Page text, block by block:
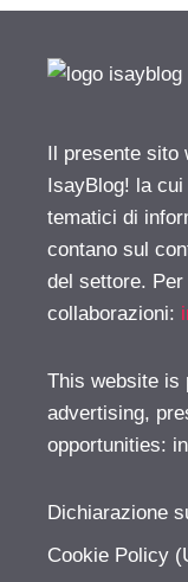
Il presente
IsayBlog! la
tematici di
contano sul
del settore.
collaborazioni:
This website is
advertising,
opportunities:
Dichiarazione
Cookie Policy